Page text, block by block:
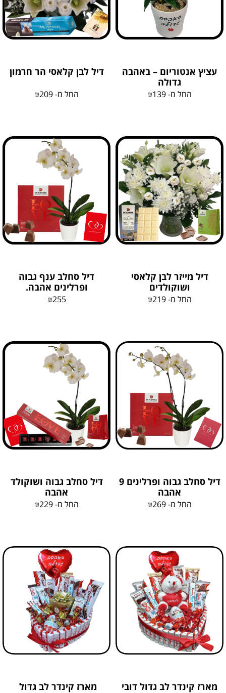
עציץ אנטוריום – באהבה
גדולה
החל מ- ₪139
דיל לבן קלאסי הר חרמון
החל מ- ₪209
דיל מייזר לבן קלאסי
ושוקולדים
החל מ- ₪219
דיל סחלב ענף גבוה
ופרלינים אהבה.
₪255
דיל סחלב גבוה ופרלינים 9
אהבה
החל מ- ₪269
דיל סחלב גבוה ושוקולד
אהבה
החל מ- ₪229
מארז קינדר לב גדול דובי מארז קינדר לב גדול